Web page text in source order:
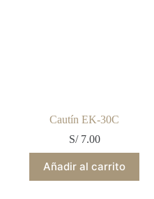
Cautín EK-30C
S/7.00
Añadir al carrito